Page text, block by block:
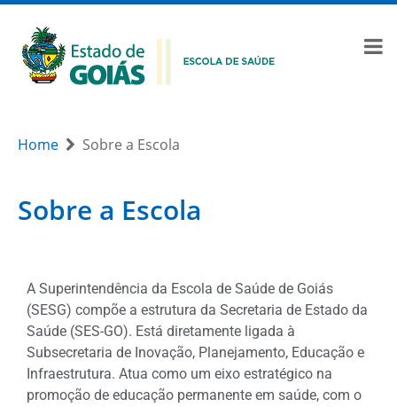
Home Sobre a Escola
Sobre a Escola
A Superintendência da Escola de Saúde de Goiás
(SESG) compõe a estrutura da Secretaria de Estado da
Saúde (SES-GO). Está diretamente ligada à
Subsecretaria de Inovação, Planejamento, Educação e
Infraestrutura. Atua como um eixo estratégico na
promoção de educação permanente em saúde, com o